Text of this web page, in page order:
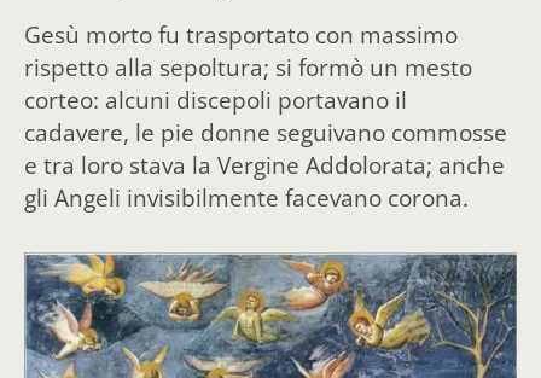
Gesù morto fu trasportato con massimo
rispetto alla sepoltura; si formò un mesto
corteo: alcuni discepoli portavano il
cadavere, le pie donne seguivano commosse
e tra loro stava la Vergine Addolorata; anche
gli Angeli invisibilmente facevano corona.